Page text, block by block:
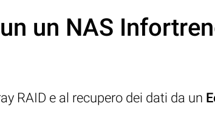
un NAS
RAID e al recupero dei dati da un